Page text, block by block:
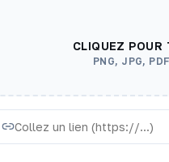
CLIQUEZ POUR
PNG, JPG,